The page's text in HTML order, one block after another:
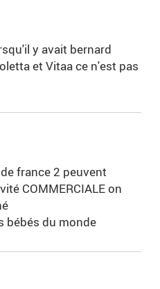
y avait bernard
et Vitaa ce n'est pas
france 2 peuvent
COMMERCIALE on
bébés du monde